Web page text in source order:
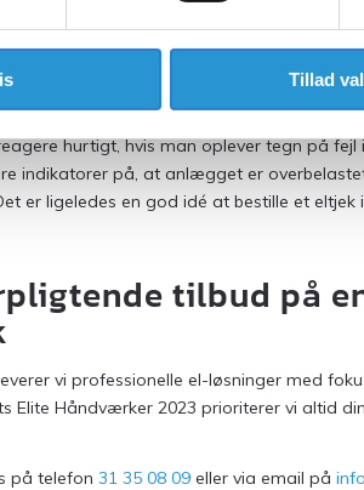
Tillad
ejendom, hvor de oprindelige ledninger
uundgåeligt over tid, og
hurtigt, hvis man oplever tegn på
indikatorer på, at anlægget er
er ligeledes en god idé at bestille et
tilbud på
vi professionelle el-løsninger med
Elite Håndværker 2023 prioriterer vi altid
på telefon 31 35 08 09eller via email på